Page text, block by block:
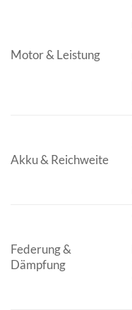
Motor & Leistung
Akku & Reichweite
Federung &
Dämpfung